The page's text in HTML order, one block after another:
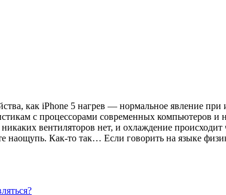
как iPhone 5 нагрев — нормальное явление
с процессорами современных компьютеров и
вентиляторов нет, и охлаждение происходит
наощупь. Как-то так… Если говорить на языке